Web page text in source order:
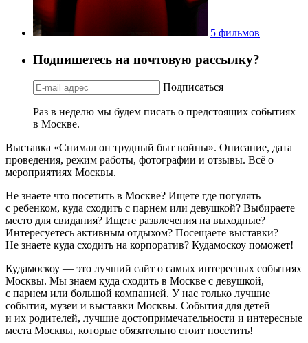
5 фильмов
Подпишетесь на почтовую рассылку?
Подписаться
Раз в неделю мы будем писать о предстоящих событиях
в Москве.
Выставка «Снимал он трудный быт войны». Описание, дата
проведения, режим работы, фотографии и отзывы. Всё о
мероприятиях Москвы.
Не знаете что посетить в Москве? Ищете где погулять
с ребенком, куда сходить с парнем или девушкой? Выбираете
место для свидания? Ищете развлечения на выходные?
Интересуетесь активным отдыхом? Посещаете выставки?
Не знаете куда сходить на корпоратив? Кудамоскоу поможет!
Кудамоскоу — это лучший сайт о самых интересных событиях
Москвы. Мы знаем куда сходить в Москве с девушкой,
с парнем или большой компанией. У нас только лучшие
события, музеи и выставки Москвы. События для детей
и их родителей, лучшие достопримечательности и интересные
места Москвы, которые обязательно стоит посетить!